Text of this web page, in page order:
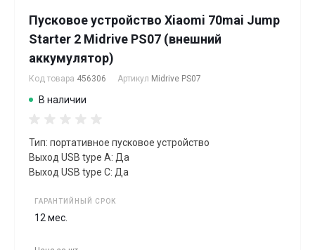
Пусковое устройство Xiaomi 70mai Jump
Starter 2 Midrive PS07 (внешний
аккумулятор)
Код товара 456306 Артикул Midrive PS07
В наличии
Тип: портативное пусковое устройство
Выход USB type A: Да
Выход USB type C: Да
ГАРАНТИЙНЫЙ СРОК
12 мес.